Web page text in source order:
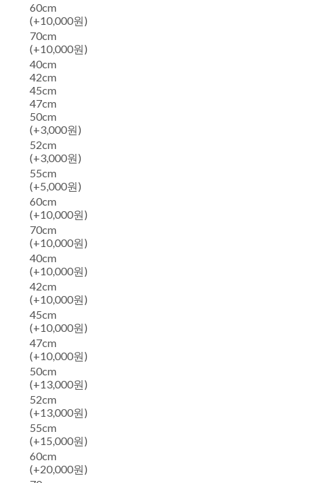
60cm
(+10,000원)
70cm
(+10,000원)
40cm
42cm
45cm
47cm
50cm
(+3,000원)
52cm
(+3,000원)
55cm
(+5,000원)
60cm
(+10,000원)
70cm
(+10,000원)
40cm
(+10,000원)
42cm
(+10,000원)
45cm
(+10,000원)
47cm
(+10,000원)
50cm
(+13,000원)
52cm
(+13,000원)
55cm
(+15,000원)
60cm
(+20,000원)